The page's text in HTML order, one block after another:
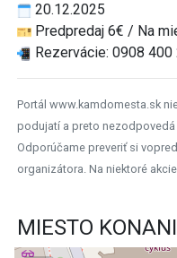
20.12.2025
Predpredaj 6€ / Na
Rezervácie: 0908 400
Portál www.kamdomesta.sk
podujatí a preto
Odporúčame preveriť si
organizátora. Na niektoré
MIESTO